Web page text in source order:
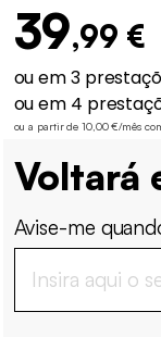
39,99 €
ou a partir de 10,00 €/mês
Voltará
Avise-me